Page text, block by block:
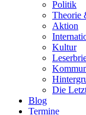
Politik
Theorie
Aktion
Kultur
Die
Blog
Termine